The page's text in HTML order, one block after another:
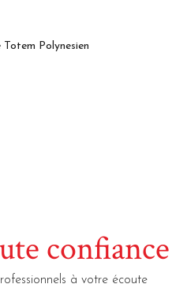
Polynesien
confiance
à votre écoute